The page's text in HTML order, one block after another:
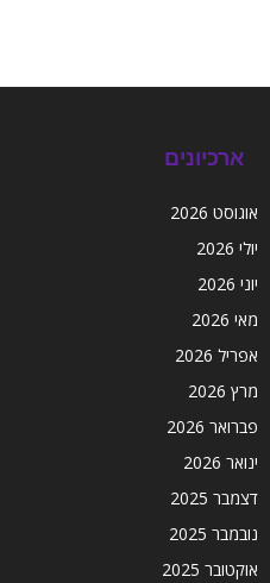
ארכיונים
אוגוסט 2026
יולי 2026
יוני 2026
מאי 2026
אפריל 2026
מרץ 2026
פברואר 2026
ינואר 2026
דצמבר 2025
נובמבר 2025
אוקטובר 2025